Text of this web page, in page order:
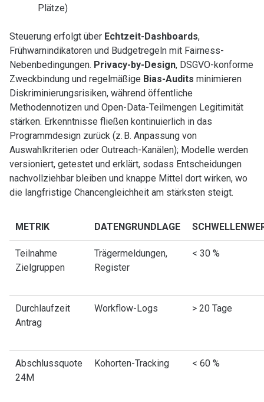
Plätze)
Steuerung erfolgt über Echtzeit-Dashboards,
Frühwarnindikatoren und Budgetregeln mit Fairness-
Nebenbedingungen. Privacy-by-Design, DSGVO-konforme
Zweckbindung und regelmäßige Bias-Audits minimieren
Diskriminierungsrisiken, während öffentliche
Methodennotizen und Open-Data-Teilmengen Legitimität
stärken. Erkenntnisse fließen kontinuierlich in das
Programmdesign zurück (z. B. Anpassung von
Auswahlkriterien oder Outreach-Kanälen); Modelle werden
versioniert, getestet und erklärt, sodass Entscheidungen
nachvollziehbar bleiben und knappe Mittel dort wirken, wo
die langfristige Chancengleichheit am stärksten steigt.
METRIK DATENGRUNDLAGE
Teilnahme
Zielgruppen
Trägermeldungen,
Register
< 30 %
Durchlaufzeit
Antrag
Workflow-Logs > 20 Tage
Abschlussquote
24M
Kohorten-Tracking < 60 %